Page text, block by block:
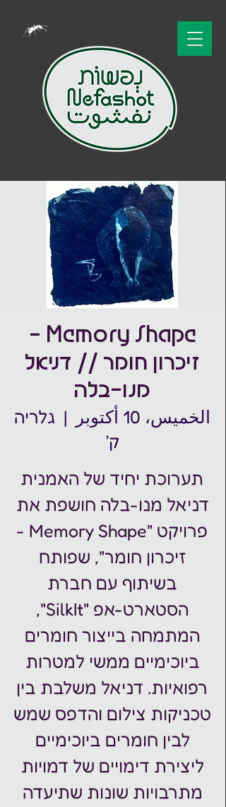
Memory Shape -
זיכרון חומר // דניאל
מנו-בלה
الخميس، 10 أكتوبر
  |
גלריה
ק׳
תערוכת יחיד של האמנית
דניאל מנו-בלה חושפת את
פרויקט "Memory Shape -
זיכרון חומר", שפותח
בשיתוף עם חברת
הסטארט-אפ "SilkIt",
המתמחה בייצור חומרים
ביוכימיים ממשי למטרות
רפואיות. דניאל משלבת בין
טכניקות צילום והדפס שמש
לבין חומרים ביוכימיים
ליצירת דימויים של דמויות
מתרבויות שונות שתיעדה